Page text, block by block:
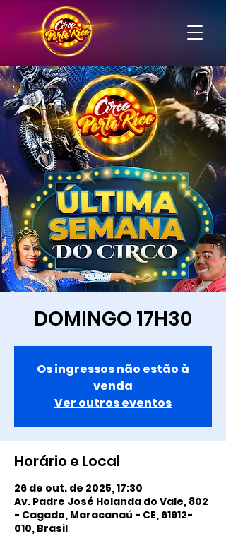
DOMINGO 17H30
Os ingressos não estão à
venda
Ver outros eventos
Horário e Local
26 de out. de 2025, 17:30
Av. Padre José Holanda do Vale, 802
- Cagado, Maracanaú - CE, 61912-
010, Brasil